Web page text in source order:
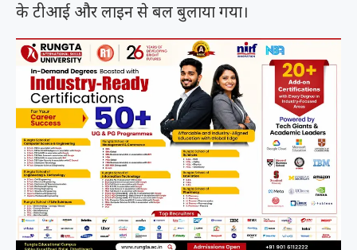
के टीआई और लाइन से बल बुलाया गया।